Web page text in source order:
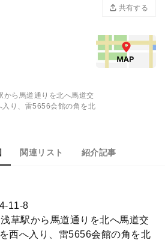
共有する
から馬道通りを北へ馬道交
入り、雷5656会館の角を北
関連リスト 紹介記事
11-8
草駅から馬道通りを北へ馬道交
西へ入り、雷5656会館の角を北